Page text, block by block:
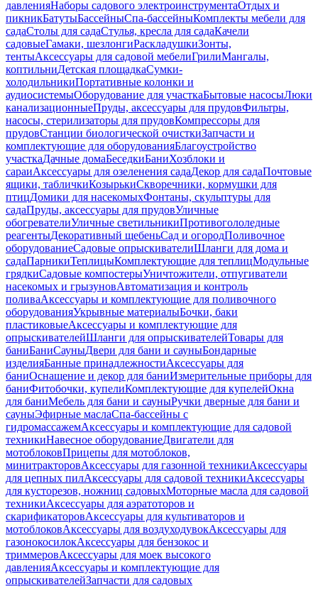
давленияНаборы садового электроинструментаОтдых и
пикникБатутыБассейныСпа-бассейныКомплекты мебели для
садаСтолы для садаСтулья, кресла для садаКачели
садовыеГамаки, шезлонгиРаскладушкиЗонты,
тентыАксессуары для садовой мебелиГрилиМангалы,
коптильниДетская площадкаСумки-
холодильникиПортативные колонки и
аудиосистемыОборудование для участкаБытовые насосыЛюки
канализационныеПруды, аксессуары для прудовФильтры,
насосы, стерилизаторы для прудовКомпрессоры для
прудовСтанции биологической очисткиЗапчасти и
комплектующие для оборудованияБлагоустройство
участкаДачные домаБеседкиБаниХозблоки и
сараиАксессуары для озеленения садаДекор для садаПочтовые
ящики, табличкиКозырькиСкворечники, кормушки для
птицДомики для насекомыхФонтаны, скульптуры для
садаПруды, аксессуары для прудовУличные
обогревателиУличные светильникиПротивогололедные
реагентыДекоративный щебеньСад и огородПоливочное
оборудованиеСадовые опрыскивателиШланги для дома и
садаПарникиТеплицыКомплектующие для теплицМодульные
грядкиСадовые компостерыУничтожители, отпугиватели
насекомых и грызуновАвтоматизация и контроль
поливаАксессуары и комплектующие для поливочного
оборудованияУкрывные материалыБочки, баки
пластиковыеАксессуары и комплектующие для
опрыскивателейШланги для опрыскивателейТовары для
баниБаниСауныДвери для бани и сауныБондарные
изделияБанные принадлежностиАксессуары для
баниОснащение и декор для баниИзмерительные приборы для
баниФитобочки, купелиКомплектующие для купелейОкна
для баниМебель для бани и сауныРучки дверные для бани и
сауныЭфирные маслаСпа-бассейны с
гидромассажемАксессуары и комплектующие для садовой
техникиНавесное оборудованиеДвигатели для
мотоблоковПрицепы для мотоблоков,
минитракторовАксессуары для газонной техникиАксессуары
для цепных пилАксессуары для садовой техникиАксессуары
для кусторезов, ножниц садовыхМоторные масла для садовой
техникиАксессуары для аэратоторов и
скарификаторовАксессуары для культиваторов и
мотоблоковАксессуары для воздуходувокАксессуары для
газонокосилокАксессуары для бензокос и
триммеровАксессуары для моек высокого
давленияАксессуары и комплектующие для
опрыскивателейЗапчасти для садовых